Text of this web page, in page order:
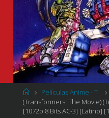
Página
de
Inicio
Películas Anime - T
(Transformers: The Movie)
[1072p 8 Bits AC-3] [Latino]